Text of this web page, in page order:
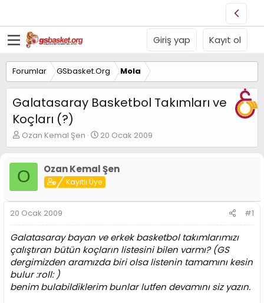
Giriş yap Kayıt ol
Forumlar GSbasket.Org Mola
Galatasaray Basketbol Takımları ve
Koçları (?)
K
o
u
B
a
ş
a
t
a
n
Ozan Kemal Şen
B
a
l
a
n
g
a
r
i
i
20 Ocak 2009
O Ozan Kemal Şen
Kayıtlı Üye
20 Ocak 2009 #1
Galatasaray bayan ve erkek basketbol takımlarımızı
çalıştıran bütün koçların listesini bilen varmı? (GS
dergimizden aramızda biri olsa listenin tamamını kesin
bulur :roll: )
benim bulabildiklerim bunlar lutfen devamını siz yazın.